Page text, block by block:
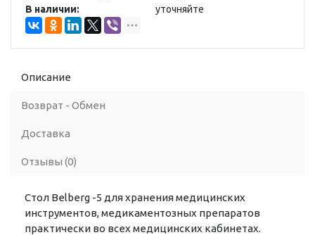
В наличии:
уточняйте
Описание
Возврат - Обмен
Доставка
Отзывы (0)
Стол Belberg -5 для хранения медицинских
инструментов, медикаментозных препаратов
практически во всех медицинских кабинетах.